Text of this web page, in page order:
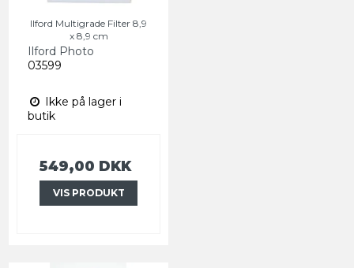
Ilford Multigrade Filter 8,9
x 8,9 cm
Ilford Photo
03599
Ikke på lager i
butik
549,00 DKK
VIS PRODUKT